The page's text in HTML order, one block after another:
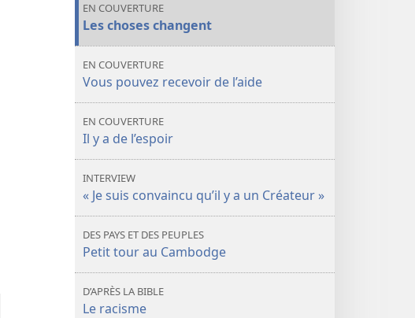
EN COUVERTURE
Les choses changent
EN COUVERTURE
Vous pouvez recevoir de l’aide
EN COUVERTURE
Il y a de l’espoir
INTERVIEW
« Je suis convaincu qu’il y a un Créateur »
DES PAYS ET DES PEUPLES
Petit tour au Cambodge
D’APRÈS LA BIBLE
Le racisme